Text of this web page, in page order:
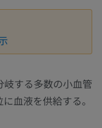
する多数の小血管
血液を供給する。